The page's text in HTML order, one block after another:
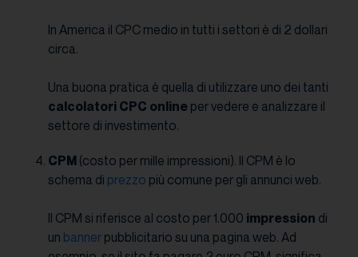
In America il CPC medio in tutti i settori è di 2 dollari
circa.
Una buona pratica è quella di utilizzare uno dei tanti
calcolatori CPC online per vedere e analizzare il
settore di investimento.
CPM (costo per mille impressioni). Il CPM è lo
schema di prezzo più comune per gli annunci web.
Il CPM si riferisce al costo per 1.000 impression di
un banner pubblicitario su una pagina web. Ad